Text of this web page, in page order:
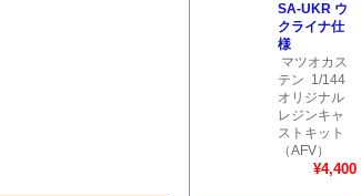
SA-UKR ウ
クライナ仕
様
マツオカス
テン 1/144
オリジナル
レジンキャ
ストキット
（AFV）
¥4,400